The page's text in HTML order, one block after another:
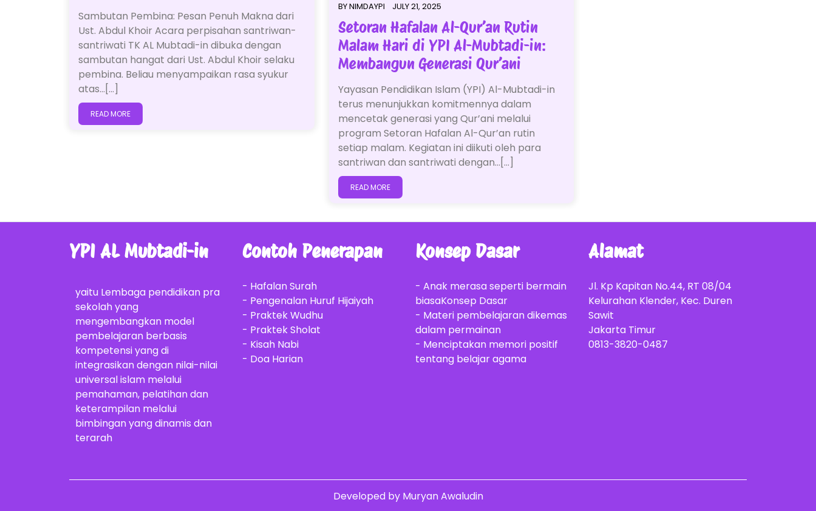
Sambutan Pembina: Pesan Penuh Makna dari
Ust. Abdul Khoir Acara perpisahan santriwan-
santriwati TK AL Mubtadi-in dibuka dengan
sambutan hangat dari Ust. Abdul Khoir selaku
pembina. Beliau menyampaikan rasa syukur
atas…[...]
READ MORE
BYNIMDAYPI JULY 21, 2025
Setoran Hafalan Al-Qur’an Rutin
Malam Hari di YPI Al-Mubtadi-in:
Membangun Generasi Qur’ani
Yayasan Pendidikan Islam (YPI) Al-Mubtadi-in
terus menunjukkan komitmennya dalam
mencetak generasi yang Qur’ani melalui
program Setoran Hafalan Al-Qur’an rutin
setiap malam. Kegiatan ini diikuti oleh para
santriwan dan santriwati dengan…[...]
READ MORE
YPI AL Mubtadi-in
yaitu Lembaga pendidikan pra
sekolah yang
mengembangkan model
pembelajaran berbasis
kompetensi yang di
integrasikan dengan nilai-nilai
universal islam melalui
pemahaman, pelatihan dan
keterampilan melalui
bimbingan yang dinamis dan
terarah
Contoh Penerapan
- Hafalan Surah
- Pengenalan Huruf Hijaiyah
- Praktek Wudhu
- Praktek Sholat
- Kisah Nabi
- Doa Harian
Konsep Dasar
- Anak merasa seperti bermain
biasaKonsep Dasar
- Materi pembelajaran dikemas
dalam permainan
- Menciptakan memori positif
tentang belajar agama
Alamat
Jl. Kp Kapitan No.44, RT 08/04
Kelurahan Klender, Kec. Duren
Sawit
Jakarta Timur
0813-3820-0487
Developed by Muryan Awaludin